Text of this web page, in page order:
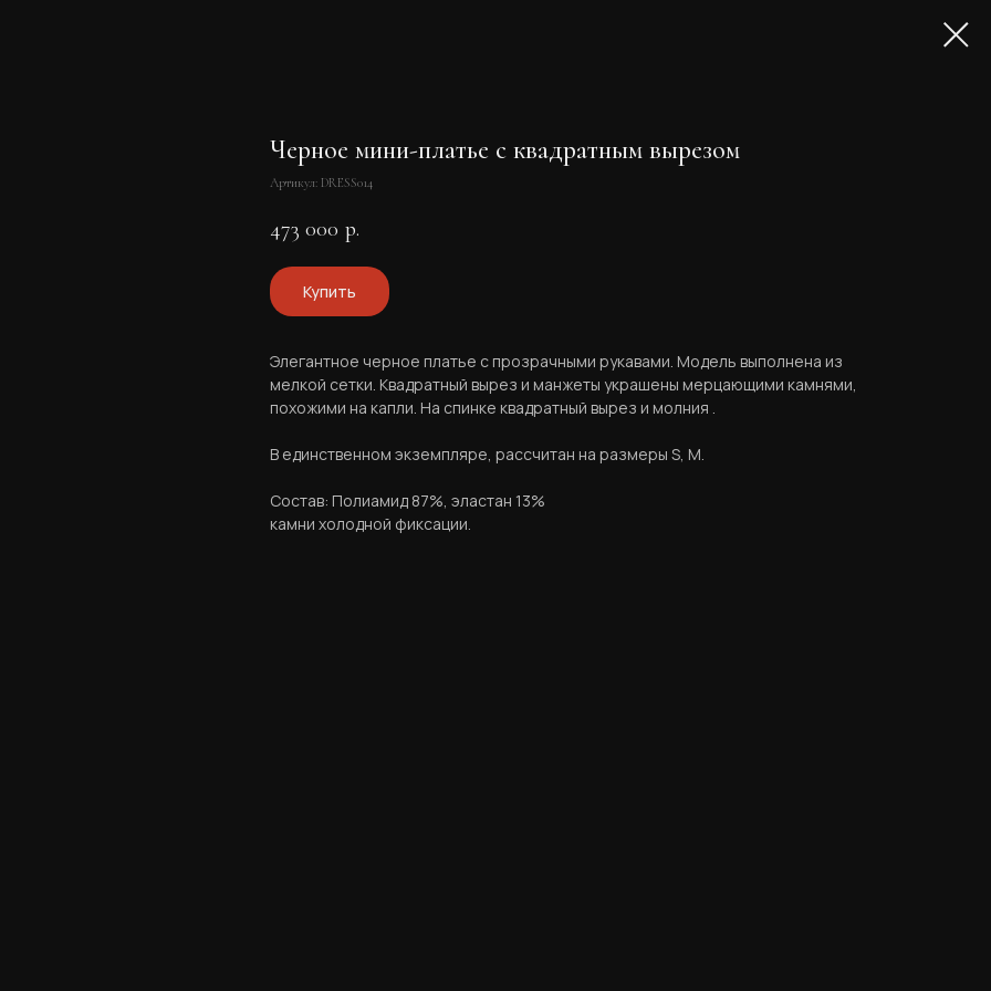
Черное мини-платье с квадратным вырезом
Артикул: DRESS014
473 000 р.
Купить
Элегантное черное платье с прозрачными рукавами. Модель выполнена из
мелкой сетки. Квадратный вырез и манжеты украшены мерцающими камнями,
похожими на капли. На спинке квадратный вырез и молния .
В единственном экземпляре, рассчитан на размеры S, M.​
Состав: Полиамид 87%, эластан 13%​
камни холодной фиксации.